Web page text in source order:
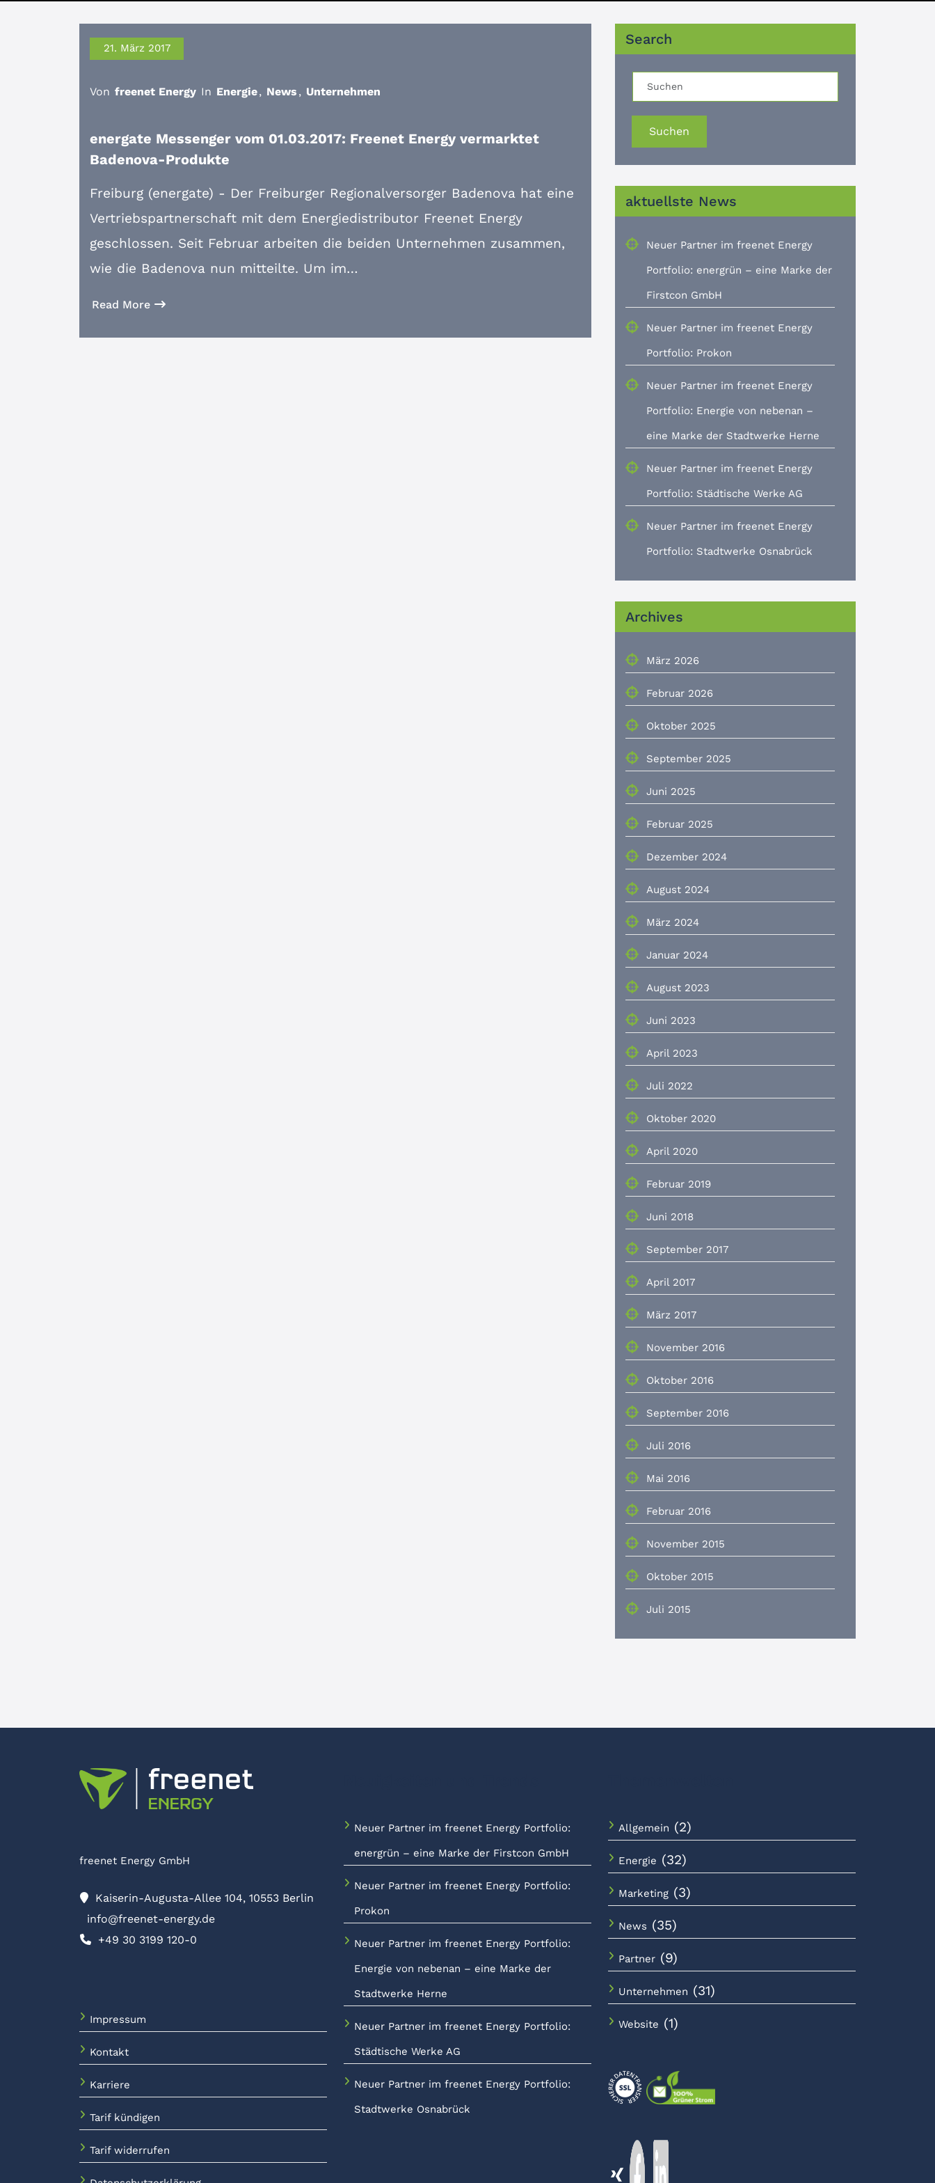
21. März 2017
Von freenet Energy In Energie, News , Unternehmen
energate Messenger vom 01.03.2017: Freenet Energy vermarktet
Badenova-Produkte
Freiburg (energate) - Der Freiburger Regionalversorger Badenova hat eine
Vertriebspartnerschaft mit dem Energiedistributor Freenet Energy
geschlossen. Seit Februar arbeiten die beiden Unternehmen zusammen,
wie die Badenova nun mitteilte. Um im…
Read More
Search
Suchen
aktuellste News
Neuer Partner im freenet Energy
Portfolio: energrün – eine Marke der
Firstcon GmbH
Neuer Partner im freenet Energy
Portfolio: Prokon
Neuer Partner im freenet Energy
Portfolio: Energie von nebenan –
eine Marke der Stadtwerke Herne
Neuer Partner im freenet Energy
Portfolio: Städtische Werke AG
Neuer Partner im freenet Energy
Portfolio: Stadtwerke Osnabrück
Archives
März 2026
Februar 2026
Oktober 2025
September 2025
Juni 2025
Februar 2025
Dezember 2024
August 2024
März 2024
Januar 2024
August 2023
Juni 2023
April 2023
Juli 2022
Oktober 2020
April 2020
Februar 2019
Juni 2018
September 2017
April 2017
März 2017
November 2016
Oktober 2016
September 2016
Juli 2016
Mai 2016
Februar 2016
November 2015
Oktober 2015
Juli 2015
freenet Energy GmbH
Kaiserin-Augusta-Allee 104, 10553 Berlin
info@freenet-energy.de
+49 30 3199 120-0
Impressum
Kontakt
Karriere
Tarif kündigen
Tarif widerrufen
Neuer Partner im freenet Energy Portfolio:
energrün – eine Marke der Firstcon GmbH
Neuer Partner im freenet Energy Portfolio:
Prokon
Neuer Partner im freenet Energy Portfolio:
Energie von nebenan – eine Marke der
Stadtwerke Herne
Neuer Partner im freenet Energy Portfolio:
Städtische Werke AG
Neuer Partner im freenet Energy Portfolio:
Stadtwerke Osnabrück
Allgemein (2)
Energie (32)
Marketing (3)
News (35)
Partner (9)
Unternehmen (31)
Website (1)